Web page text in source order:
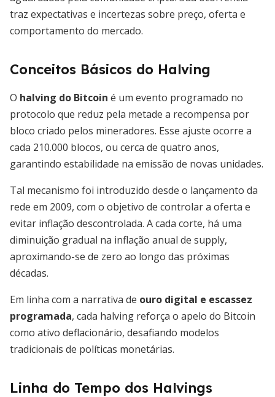
traz expectativas e incertezas sobre preço, oferta e
comportamento do mercado.
Conceitos Básicos do Halving
O halving do Bitcoin é um evento programado no
protocolo que reduz pela metade a recompensa por
bloco criado pelos mineradores. Esse ajuste ocorre a
cada 210.000 blocos, ou cerca de quatro anos,
garantindo estabilidade na emissão de novas unidades.
Tal mecanismo foi introduzido desde o lançamento da
rede em 2009, com o objetivo de controlar a oferta e
evitar inflação descontrolada. A cada corte, há uma
diminuição gradual na inflação anual de supply,
aproximando-se de zero ao longo das próximas
décadas.
Em linha com a narrativa de ouro digital e escassez
programada, cada halving reforça o apelo do Bitcoin
como ativo deflacionário, desafiando modelos
tradicionais de políticas monetárias.
Linha do Tempo dos Halvings